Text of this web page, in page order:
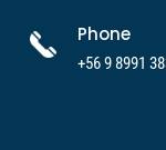
Phone
+56 9 8991